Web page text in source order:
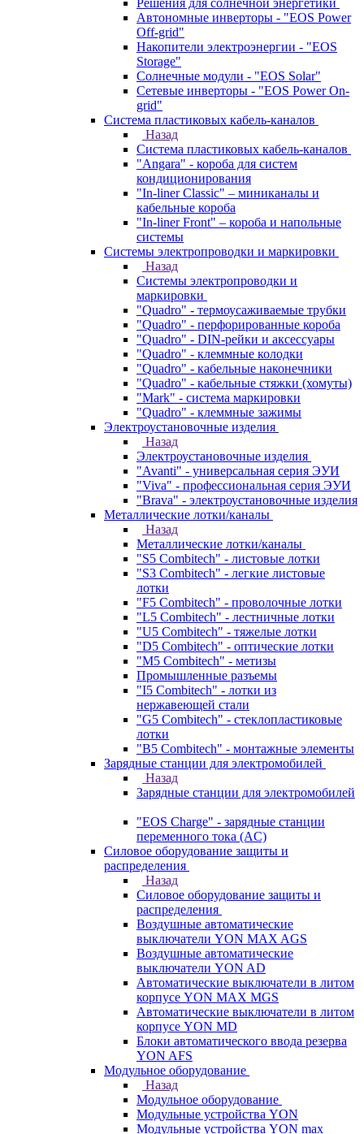
Решения для солнечной энергетики
Автономные инверторы - "EOS Power
Off-grid"
Накопители электроэнергии - "EOS
Storage"
Солнечные модули - "EOS Solar"
Сетевые инверторы - "EOS Power On-
grid"
Система пластиковых кабель-каналов
Назад
Система пластиковых кабель-каналов
"Angara" - короба для систем
кондиционирования
"In-liner Classic" – миниканалы и
кабельные короба
"In-liner Front" – короба и напольные
системы
Системы электропроводки и маркировки
Назад
Системы электропроводки и
маркировки
"Quadro" - термоусаживаемые трубки
"Quadro" - перфорированные короба
"Quadro" - DIN-рейки и аксессуары
"Quadro" - клеммные колодки
"Quadro" - кабельные наконечники
"Quadro" - кабельные стяжки (хомуты)
"Mark" - система маркировки
"Quadro" - клеммные зажимы
Электроустановочные изделия
Назад
Электроустановочные изделия
"Avanti" - универсальная серия ЭУИ
"Viva" - профессиональная серия ЭУИ
"Brava" - электроустановочные изделия
Металлические лотки/каналы
Назад
Металлические лотки/каналы
"S5 Combitech" - листовые лотки
"S3 Combitech" - легкие листовые
лотки
"F5 Combitech" - проволочные лотки
"L5 Combitech" - лестничные лотки
"U5 Combitech" - тяжелые лотки
"D5 Combitech" - оптические лотки
"M5 Combitech" - метизы
Промышленные разъемы
"I5 Combitech" - лотки из
нержавеющей стали
"G5 Combitech" - стеклопластиковые
лотки
"B5 Combitech" - монтажные элементы
Зарядные станции для электромобилей
Назад
Зарядные станции для электромобилей
"EOS Charge" - зарядные станции
переменного тока (AC)
Силовое оборудование защиты и
распределения
Назад
Силовое оборудование защиты и
распределения
Воздушные автоматические
выключатели YON MAX AGS
Воздушные автоматические
выключатели YON AD
Автоматические выключатели в литом
корпусе YON MAX MGS
Автоматические выключатели в литом
корпусе YON MD
Блоки автоматического ввода резерва
YON AFS
Модульное оборудование
Назад
Модульное оборудование
Модульные устройства YON
Модульные устройства YON max